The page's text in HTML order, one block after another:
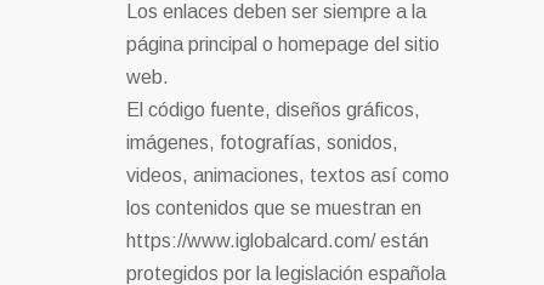
Los enlaces deben ser siempre a la
página principal o homepage del sitio
web.
El código fuente, diseños gráficos,
imágenes, fotografías, sonidos,
videos, animaciones, textos así como
los contenidos que se muestran en
https://www.iglobalcard.com/ están
protegidos por la legislación española